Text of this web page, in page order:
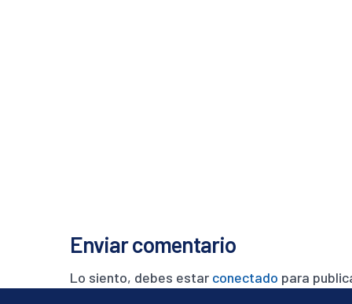
Enviar comentario
Lo siento, debes estar conectado para